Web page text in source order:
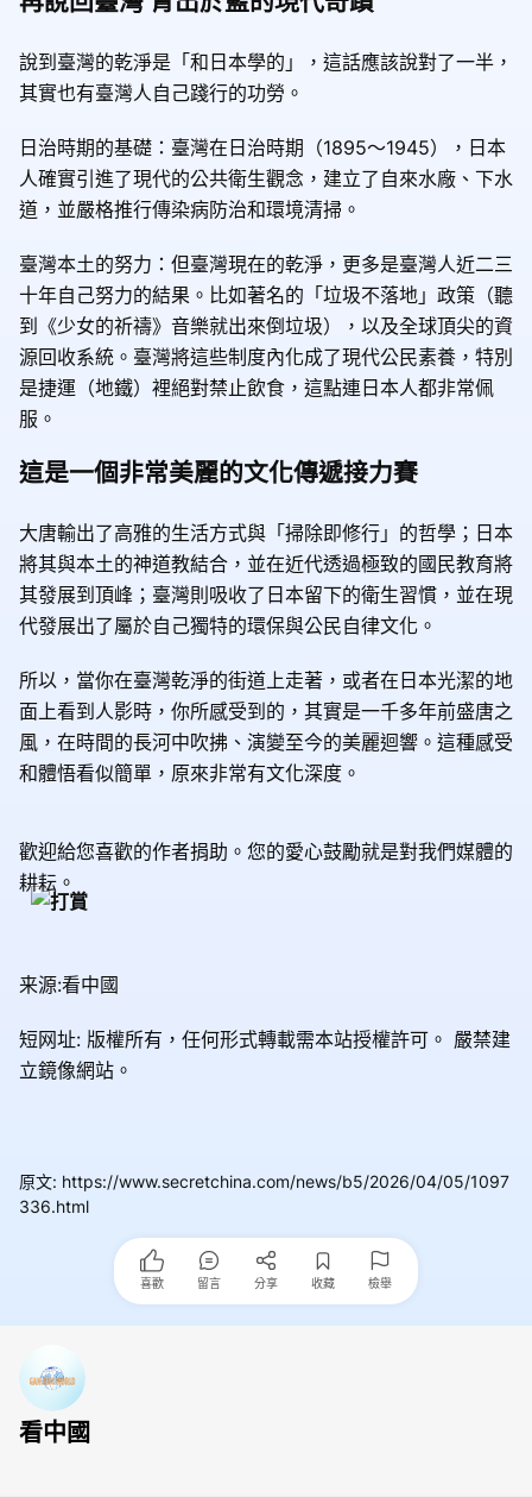
說到臺灣的乾淨是「和日本學的」，這話應該說對了一半，
其實也有臺灣人自己踐行的功勞。
日治時期的基礎：臺灣在日治時期（1895～1945），日本
人確實引進了現代的公共衛生觀念，建立了自來水廠、下水
道，並嚴格推行傳染病防治和環境清掃。
臺灣本土的努力：但臺灣現在的乾淨，更多是臺灣人近二三
十年自己努力的結果。比如著名的「垃圾不落地」政策（聽
到《少女的祈禱》音樂就出來倒垃圾），以及全球頂尖的資
源回收系統。臺灣將這些制度內化成了現代公民素養，特別
是捷運（地鐵）裡絕對禁止飲食，這點連日本人都非常佩
服。
這是一個非常美麗的文化傳遞接力賽
大唐輸出了高雅的生活方式與「掃除即修行」的哲學；日本
將其與本土的神道教結合，並在近代透過極致的國民教育將
其發展到頂峰；臺灣則吸收了日本留下的衛生習慣，並在現
代發展出了屬於自己獨特的環保與公民自律文化。
所以，當你在臺灣乾淨的街道上走著，或者在日本光潔的地
面上看到人影時，你所感受到的，其實是一千多年前盛唐之
風，在時間的長河中吹拂、演變至今的美麗迴響。這種感受
和體悟看似簡單，原來非常有文化深度。
歡迎給您喜歡的作者捐助。您的愛心鼓勵就是對我們媒體的
耕耘。
来源:看中國
短网址: 版權所有，任何形式轉載需本站授權許可。 嚴禁建
立鏡像網站。
原文: https://www.secretchina.com/news/b5/2026/04/05/1097
336.html
喜歡 留言 分享 收藏 檢舉
看中國